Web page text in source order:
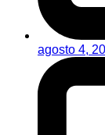
agosto 4,